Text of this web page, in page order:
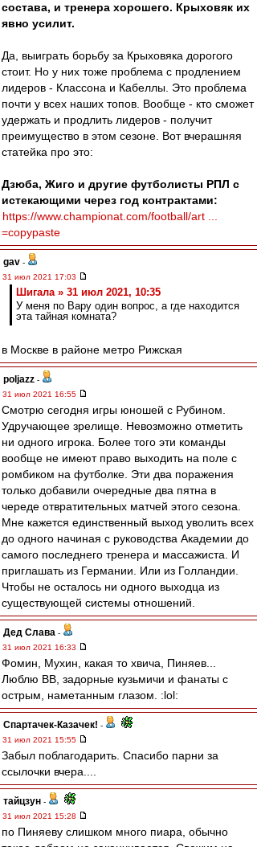
состава, и тренера хорошего. Крыховяк их
явно усилит.
Да, выиграть борьбу за Крыховяка дорогого
стоит. Но у них тоже проблема с продлением
лидеров - Классона и Кабеллы. Это проблема
почти у всех наших топов. Вообще - кто сможет
удержать и продлить лидеров - получит
преимущество в этом сезоне. Вот вчерашняя
статейка про это:
Дзюба, Жиго и другие футболисты РПЛ с
истекающими через год контрактами:
https://www.championat.com/football/art ...
=copypaste
gav -
31 июл 2021 17:03
Шигала » 31 июл 2021, 10:35
У меня по Вару один вопрос, а где находится
эта тайная комната?
в Москве в районе метро Рижская
poljazz -
31 июл 2021 16:55
Смотрю сегодня игры юношей с Рубином.
Удручающее зрелище. Невозможно отметить
ни одного игрока. Более того эти команды
вообще не имеют право выходить на поле с
ромбиком на футболке. Эти два поражения
только добавили очередные два пятна в
череде отвратительных матчей этого сезона.
Мне кажется единственный выход уволить всех
до одного начиная с руководства Академии до
самого последнего тренера и массажиста. И
приглашать из Германии. Или из Голландии.
Чтобы не осталось ни одного выходца из
существующей системы отношений.
Дед Слава -
31 июл 2021 16:33
Фомин, Мухин, какая то хвича, Пиняев...
Люблю ВВ, задорные кузьмичи и фанаты с
острым, наметанным глазом. :lol:
Спартачек-Казачек! -
31 июл 2021 15:55
Забыл поблагодарить. Спасибо парни за
ссылочки вчера....
тайцзун -
31 июл 2021 15:28
по Пиняеву слишком много пиара, обычно